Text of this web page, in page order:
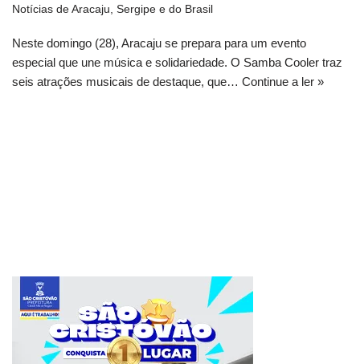
Notícias de Aracaju, Sergipe e do Brasil
Neste domingo (28), Aracaju se prepara para um evento
especial que une música e solidariedade. O Samba Cooler traz
seis atrações musicais de destaque, que… Continue a ler »